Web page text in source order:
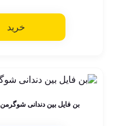
خرید
بن فایل بین دندانی شوگرمن 1796